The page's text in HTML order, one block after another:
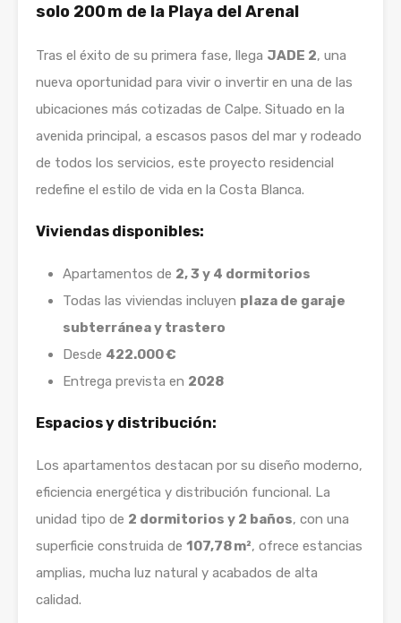
solo 200 m de la Playa del Arenal
Tras el éxito de su primera fase, llega JADE 2, una
nueva oportunidad para vivir o invertir en una de las
ubicaciones más cotizadas de Calpe. Situado en la
avenida principal, a escasos pasos del mar y rodeado
de todos los servicios, este proyecto residencial
redefine el estilo de vida en la Costa Blanca.
Viviendas disponibles:
Apartamentos de 2, 3 y 4 dormitorios
Todas las viviendas incluyen plaza de garaje
subterránea y trastero
Desde 422.000 €
Entrega prevista en 2028
Espacios y distribución:
Los apartamentos destacan por su diseño moderno,
eficiencia energética y distribución funcional. La
unidad tipo de 2 dormitorios y 2 baños, con una
superficie construida de 107,78 m², ofrece estancias
amplias, mucha luz natural y acabados de alta
calidad.